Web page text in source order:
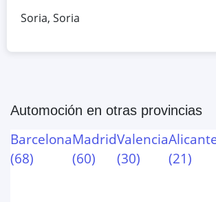
Soria, Soria
Automoción en otras provincias
Barcelona
(68)
Madrid
(60)
Valencia
(30)
(21)